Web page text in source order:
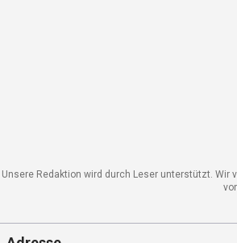
Unsere Redaktion wird durch Leser unterstützt. Wir
von
Adresse